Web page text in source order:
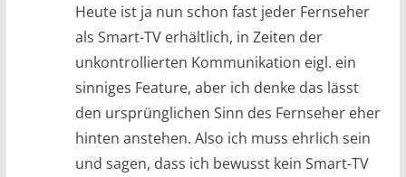
Heute ist ja nun schon fast jeder Fernseher
als Smart-TV erhältlich, in Zeiten der
unkontrollierten Kommunikation eigl. ein
sinniges Feature, aber ich denke das lässt
den ursprünglichen Sinn des Fernseher eher
hinten anstehen. Also ich muss ehrlich sein
und sagen, dass ich bewusst kein Smart-TV